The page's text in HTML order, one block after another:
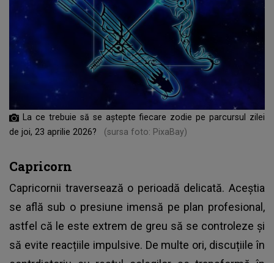
La ce trebuie să se aștepte fiecare zodie pe parcursul zilei
de joi, 23 aprilie 2026?
(sursa foto: PixaBay)
Capricorn
Capricornii traversează o perioadă delicată. Aceștia
se află sub o presiune imensă pe plan profesional,
astfel că le este extrem de greu să se controleze și
să evite reacțiile impulsive. De multe ori, discuțiile în